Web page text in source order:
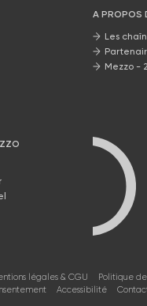
A PROPOS
Les
Mezzo -
légales & CGU Politique
Accessibilité